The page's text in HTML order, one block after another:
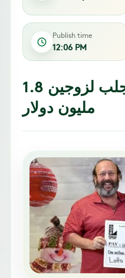
Publish time
12:06 PM
تنظيف المنزل يجلب لزوجين 1.8
مليون دولار